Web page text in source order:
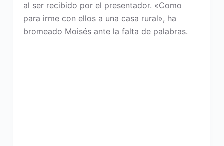
al ser recibido por el presentador. «Como
para irme con ellos a una casa rural», ha
bromeado Moisés ante la falta de palabras.